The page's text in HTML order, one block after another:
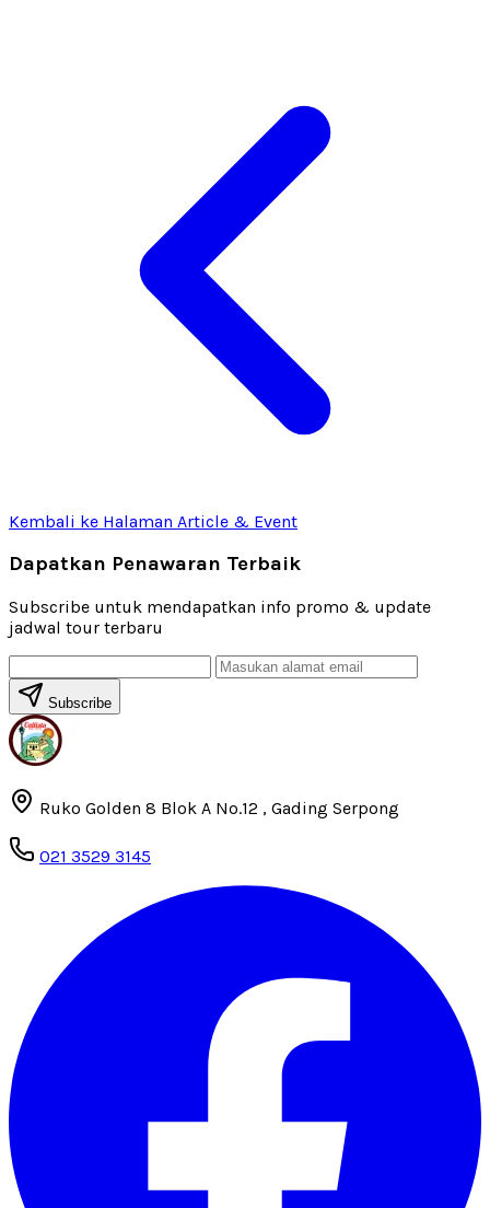
Kembali ke Halaman Article & Event
Dapatkan Penawaran Terbaik
Subscribe untuk mendapatkan info promo & update
jadwal tour terbaru
Subscribe
Ruko Golden 8 Blok A No.12 , Gading Serpong
021 3529 3145